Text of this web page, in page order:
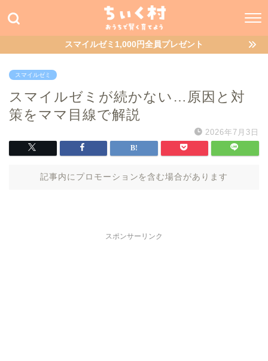
スマイルゼミ1,000円全員プレゼント
スマイルゼミ
スマイルゼミが続かない…原因と対
策をママ目線で解説
2026年7月3日
記事内にプロモーションを含む場合があります
スポンサーリンク